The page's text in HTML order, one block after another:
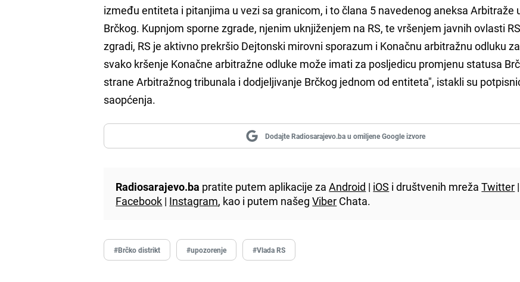
između entiteta i pitanjima u vezi sa granicom, i to člana 5 navedenog aneksa Arbitraže
Brčkog. Kupnjom sporne zgrade, njenim uknjiženjem na RS, te vršenjem javnih ovlasti
zgradi, RS je aktivno prekršio Dejtonski mirovni sporazum i Konačnu arbitražnu odluku
svako kršenje Konačne arbitražne odluke može imati za posljedicu promjenu statusa
strane Arbitražnog tribunala i dodjeljivanje Brčkog jednom od entiteta", istakli su
saopćenja.
Dodajte Radiosarajevo.ba u omiljene Google izvore
Radiosarajevo.ba pratite putem aplikacije zaAndroid | iOS i društvenih mrežaTwitter |
Facebook | Instagram, kao i putem našegViber Chata.
#Brčko distrikt #upozorenje #Vlada RS